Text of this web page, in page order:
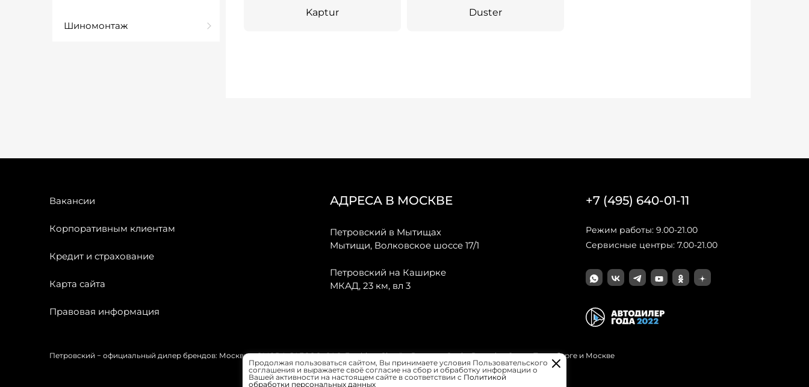
Шиномонтаж
Kaptur Duster
Вакансии
Корпоративным клиентам
Кредит и страхование
Карта сайта
Правовая информация
АДРЕСА В МОСКВЕ
Петровский в Мытищах
Мытищи, Волковское шоссе 17/1
Петровский на Каширке
МКАД, 23 км, вл 3
+7 (495) 640-01-11
Режим работы: 9.00-21.00
Сервисные центры: 7.00-21.00
Петровский − официальный дилер брендов: Москвич, OMODA, JAECOO, GAC, Forthing, Citroёn, Peugeot, Opel и Renault в Санкт-Петербурге и Москве
Продолжая пользоваться сайтом, Вы принимаете условия Пользовательского
соглашения и выражаете своё согласие на сбор и обработку информации о
Вашей активности на настоящем сайте в соответствии с Политикой
обработки персональных данных